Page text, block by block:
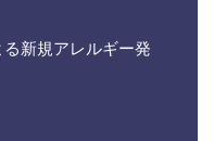
新規アレルギー発